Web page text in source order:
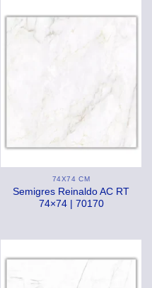
74X74 CM
Semigres Reinaldo AC RT
74×74 | 70170